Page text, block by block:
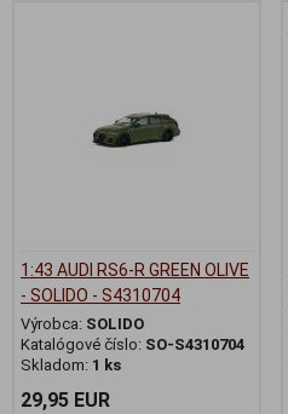
1:43 AUDI RS6-R GREEN OLIVE
- SOLIDO - S4310704
Výrobca: SOLIDO
Katalógové číslo: SO-S4310704
Skladom: 1 ks
29,95 EUR